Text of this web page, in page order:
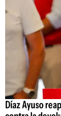
Díaz Ayuso